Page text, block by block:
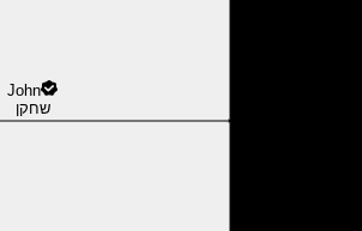
John
שחקן